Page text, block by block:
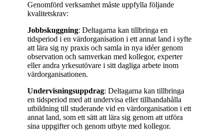
Genomförd verksamhet måste uppfylla följande
kvalitetskrav:
Jobbskuggning: Deltagarna kan tillbringa en
tidsperiod i en värdorganisation i ett annat land i syfte
att lära sig ny praxis och samla in nya idéer genom
observation och samverkan med kollegor, experter
eller andra yrkesutövare i sitt dagliga arbete inom
värdorganisationen.
Undervisningsuppdrag: Deltagarna kan tillbringa
en tidsperiod med att undervisa eller tillhandahålla
utbildning till studerande vid en värdorganisation i ett
annat land, som ett sätt att lära sig genom att utföra
sina uppgifter och genom utbyte med kollegor.